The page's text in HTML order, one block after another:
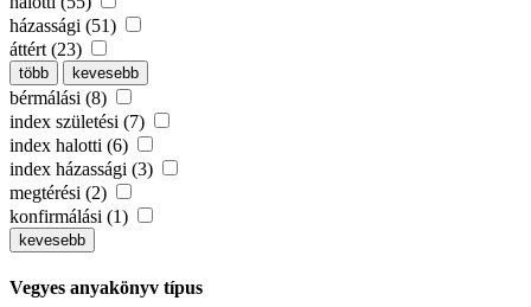
házassági (51)
áttért (23)
több kevesebb
bérmálási (8)
index születési (7)
index halotti (6)
index házassági (3)
megtérési (2)
konfirmálási (1)
kevesebb
Vegyes anyakönyv típus